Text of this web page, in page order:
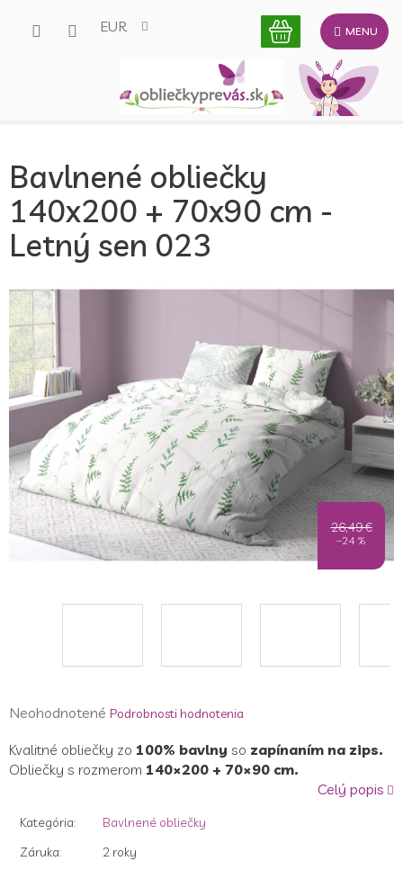
EUR
Bavlnené obliečky
140x200 + 70x90 cm -
Letný sen 023
26,49 €
–24 %
Priemerné
produktu
je
hviezdičiek.
Neohodnotené Podrobnosti hodnotenia
Kvalitné obliečky zo 100% bavlny so zapínaním na zips.
Obliečky s rozmerom 140×200 + 70×90 cm.
Celý popis
Kategória:
Bavlnené obliečky
Záruka:
2 roky